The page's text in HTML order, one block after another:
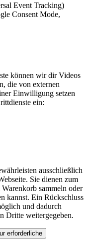
Event Tracking)
Consent Mode,
können wir dir Videos
die von externen
Einwilligung setzen
ein:
ausschließlich
Sie dienen zum
sammeln oder
kannst. Ein Rückschluss
und dadurch
Dritte weitergegeben.
erforderliche